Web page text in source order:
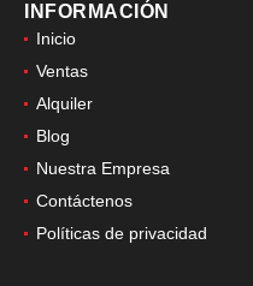
INFORMACIÓN
Inicio
Ventas
Alquiler
Blog
Nuestra Empresa
Contáctenos
Políticas de privacidad